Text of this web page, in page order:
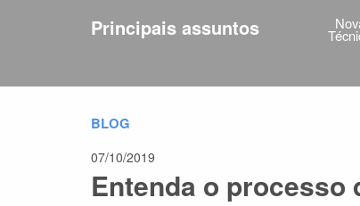
Principais assuntos
BLOG
07/10/2019
Entenda o processo